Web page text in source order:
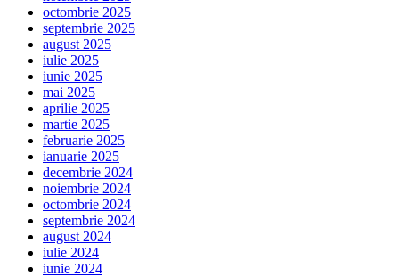
octombrie 2025
septembrie 2025
august 2025
iulie 2025
iunie 2025
mai 2025
aprilie 2025
martie 2025
februarie 2025
ianuarie 2025
decembrie 2024
noiembrie 2024
octombrie 2024
septembrie 2024
august 2024
iulie 2024
iunie 2024